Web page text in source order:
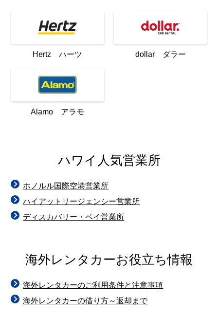
Hertz ハーツ dollar ダラー
Alamo アラモ
ハワイ人気営業所
ホノルル国際空港営業所
ハイアットリージェンシー営業所
ディスカバリー・ベイ営業所
海外レンタカーお役立ち情報
海外レンタカーのご利用条件と注意事項
海外レンタカーの借り方～返却まで